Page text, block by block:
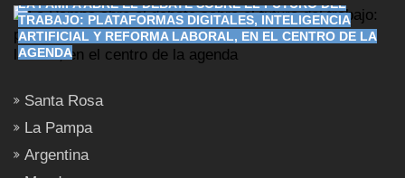
LA PAMPA ABRE EL DEBATE SOBRE EL FUTURO DEL
TRABAJO: PLATAFORMAS DIGITALES, INTELIGENCIA
ARTIFICIAL Y REFORMA LABORAL, EN EL CENTRO DE LA
AGENDA
Santa Rosa
La Pampa
Argentina